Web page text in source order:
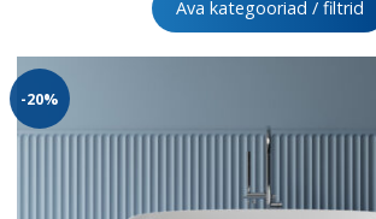
Ava kategooriad / filtrid
-20%